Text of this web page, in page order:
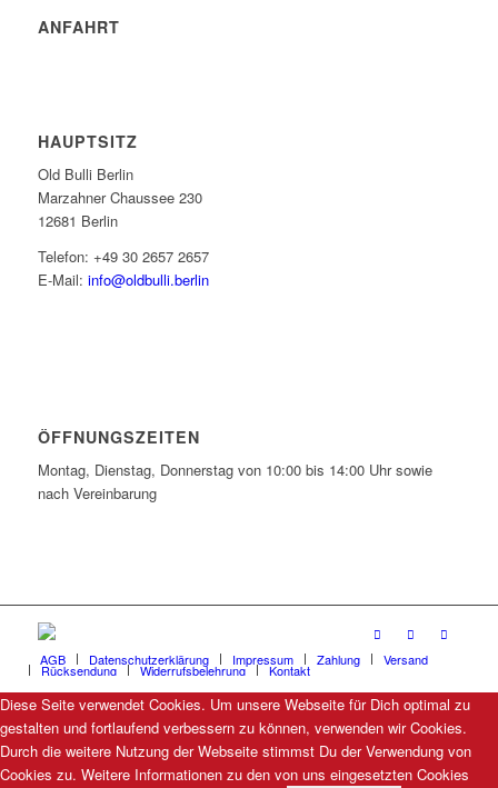
ANFAHRT
HAUPTSITZ
Old Bulli Berlin
Marzahner Chaussee 230
12681 Berlin
Telefon: +49 30 2657 2657
E-Mail: info@oldbulli.berlin
ÖFFNUNGSZEITEN
Montag, Dienstag, Donnerstag von 10:00 bis 14:00 Uhr sowie
nach Vereinbarung
AGB Datenschutzerklärung Impressum Zahlung Versand
Rücksendung Widerrufsbelehrung Kontakt
Diese Seite verwendet Cookies. Um unsere Webseite für Dich optimal zu
gestalten und fortlaufend verbessern zu können, verwenden wir Cookies.
Durch die weitere Nutzung der Webseite stimmst Du der Verwendung von
Cookies zu. Weitere Informationen zu den von uns eingesetzten Cookies